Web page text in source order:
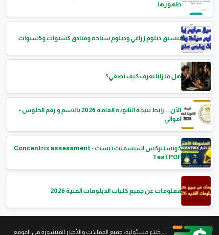
ظهورها
تنسيق دبلوم زراعي ودبلوم سياحة وفنادق 3سنوات و5سنوات
هل ما زلنا نعرف كيف نصغي؟
الآن .. رابط نتيجة الثانوية العامة 2026 بالاسم و رقم الجلوس -
اموالي
كونسنتركس اسيسمنت تيست - Concentrix assessment
Test PDF
معلومات عن جميع كليات الدبلومات الفنية 2026
...إخلاء مسئولية: جميع المقالات والأخبار المنشورة في الموقع